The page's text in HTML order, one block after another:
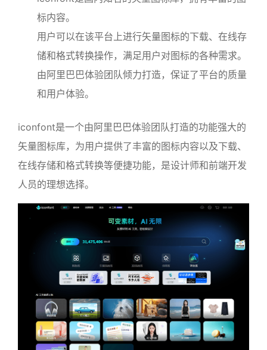
标内容。
用户可以在该平台上进行矢量图标的下载、在线存
储和格式转换操作，满足用户对图标的各种需求。
由阿里巴巴体验团队倾力打造，保证了平台的质量
和用户体验。
iconfont是一个由阿里巴巴体验团队打造的功能强大的
矢量图标库，为用户提供了丰富的图标内容以及下载、
在线存储和格式转换等便捷功能，是设计师和前端开发
人员的理想选择。